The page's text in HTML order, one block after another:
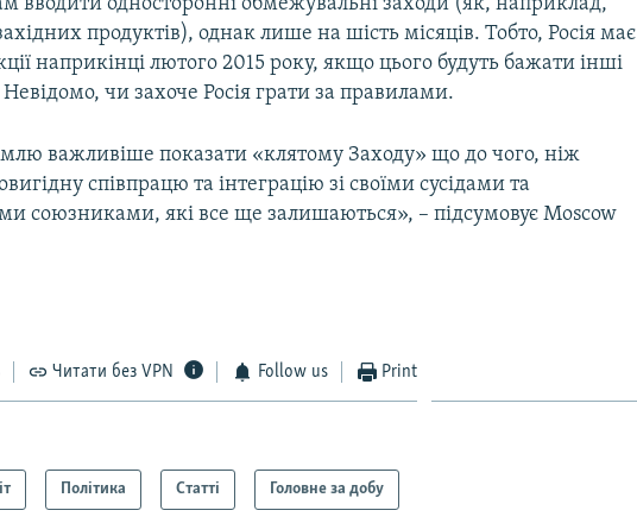
продуктів), однак лише на шість місяців. Тобто, Росія має
наприкінці лютого 2015 року, якщо цього будуть бажати інші
чи захоче Росія грати за правилами.
важливіше показати «клятому Заходу» що до чого, ніж
співпрацю та інтеграцію зі своїми сусідами та
союзниками, які все ще залишаються», – підсумовує Moscow
Читати без VPN Follow us Print
Політика Статті Головне за добу